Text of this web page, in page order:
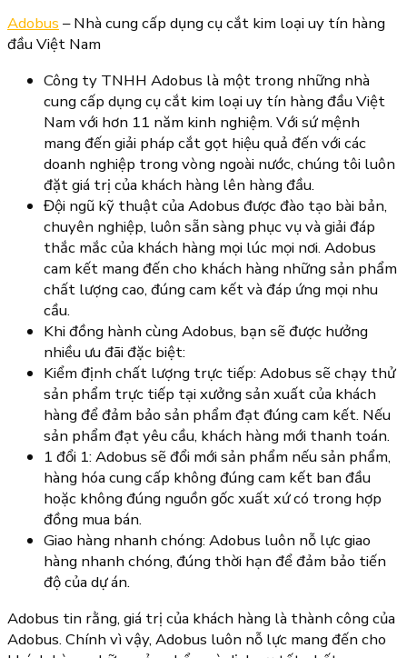
Adobus – Nhà cung cấp dụng cụ cắt kim loại uy tín hàng
đầu Việt Nam
Công ty TNHH Adobus là một trong những nhà
cung cấp dụng cụ cắt kim loại uy tín hàng đầu Việt
Nam với hơn 11 năm kinh nghiệm. Với sứ mệnh
mang đến giải pháp cắt gọt hiệu quả đến với các
doanh nghiệp trong vòng ngoài nước, chúng tôi luôn
đặt giá trị của khách hàng lên hàng đầu.
Đội ngũ kỹ thuật của Adobus được đào tạo bài bản,
chuyên nghiệp, luôn sẵn sàng phục vụ và giải đáp
thắc mắc của khách hàng mọi lúc mọi nơi. Adobus
cam kết mang đến cho khách hàng những sản phẩm
chất lượng cao, đúng cam kết và đáp ứng mọi nhu
cầu.
Khi đồng hành cùng Adobus, bạn sẽ được hưởng
nhiều ưu đãi đặc biệt:
Kiểm định chất lượng trực tiếp: Adobus sẽ chạy thử
sản phẩm trực tiếp tại xưởng sản xuất của khách
hàng để đảm bảo sản phẩm đạt đúng cam kết. Nếu
sản phẩm đạt yêu cầu, khách hàng mới thanh toán.
1 đổi 1: Adobus sẽ đổi mới sản phẩm nếu sản phẩm,
hàng hóa cung cấp không đúng cam kết ban đầu
hoặc không đúng nguồn gốc xuất xứ có trong hợp
đồng mua bán.
Giao hàng nhanh chóng: Adobus luôn nỗ lực giao
hàng nhanh chóng, đúng thời hạn để đảm bảo tiến
độ của dự án.
Adobus tin rằng, giá trị của khách hàng là thành công của
Adobus. Chính vì vậy, Adobus luôn nỗ lực mang đến cho